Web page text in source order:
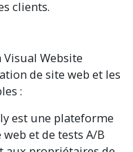
clients.
Website
de site web et les
:
est une plateforme
et de tests A/B